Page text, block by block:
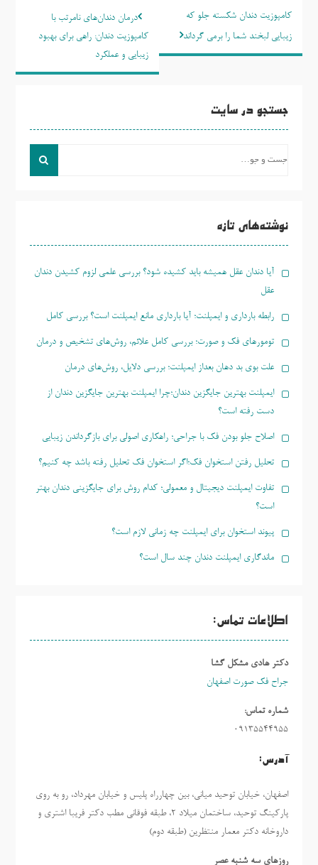
راهبری
نوشته
درمان دندان‌های نامرتب با
کامپوزیت دندان: راهی برای بهبود
زیبایی و عملکرد
کامپوزیت دندان شکسته جلو که
زیبایی لبخند شما را برمی گرداند
جستجو در سایت
نوشته‌های تازه
آیا دندان عقل همیشه باید کشیده شود؟ بررسی علمی لزوم کشیدن دندان
عقل
رابطه بارداری و ایمپلنت؛ آیا بارداری مانع ایمپلنت است؟ بررسی کامل
تومورهای فک و صورت؛ بررسی کامل علائم، روش‌های تشخیص و درمان
علت بوی بد دهان بعداز ایمپلنت؛ بررسی دلایل، روش‌های درمان
ایمپلنت بهترین جایگزین دندان؛چرا ایمپلنت بهترین جایگزین دندان از
دست رفته است؟
اصلاح جلو بودن فک با جراحی؛ راهکاری اصولی برای بازگرداندن زیبایی
تحلیل رفتن استخوان فک؛اگر استخوان فک تحلیل رفته باشد چه کنیم؟
تفاوت ایمپلنت دیجیتال و معمولی؛ کدام روش برای جایگزینی دندان بهتر
است؟
پیوند استخوان برای ایمپلنت چه زمانی لازم است؟
ماندگاری ایمپلنت دندان چند سال است؟
اطلاعات تماس:
دکتر هادی مشکل گشا
جراح فک صورت اصفهان
شماره تماس:
09135544955
آدرس:
اصفهان، خیابان توحید میانی، بین چهارراه پلیس و خیابان مهرداد، رو به روی
پارکینگ توحید، ساختمان میلاد ٢، طبقه فوقانی مطب دکتر فریبا اشتری و
داروخانه دکتر معمار منتظرین (طبقه دوم)
روزهاي سه شنبه عصر